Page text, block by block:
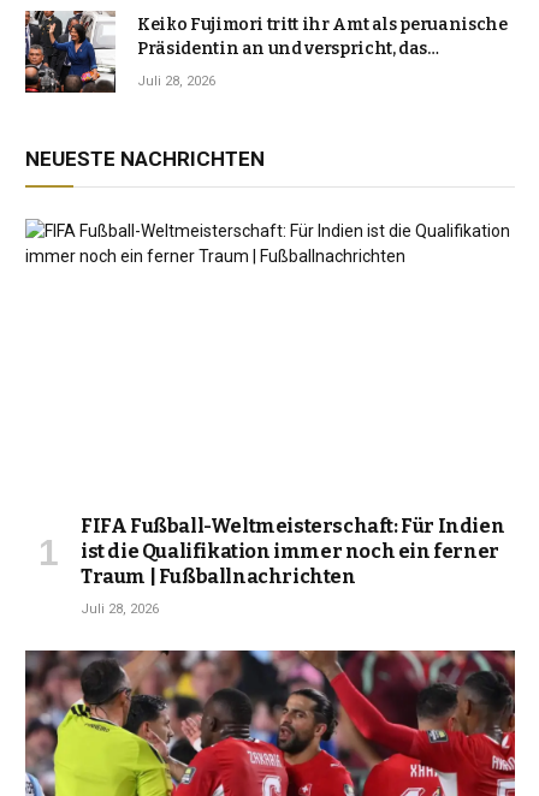
Keiko Fujimori tritt ihr Amt als peruanische
Präsidentin an und verspricht, das
Jahrzehnt der Instabilität zu beenden
Juli 28, 2026
NEUESTE NACHRICHTEN
FIFA Fußball-Weltmeisterschaft: Für Indien
ist die Qualifikation immer noch ein ferner
Traum | Fußballnachrichten
Juli 28, 2026